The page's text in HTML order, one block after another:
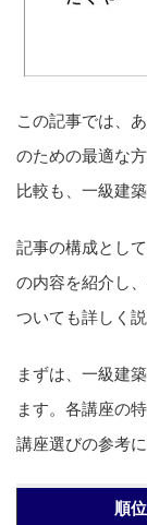
この記事では、
のための最適な
比較も、一級建
記事の構成とし
の内容を紹介し
ついても詳しく
まずは、一級建
ます。各講座の
講座選びの参考
順位